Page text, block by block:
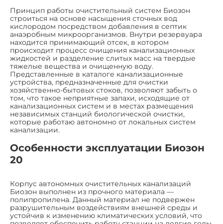
Принцип работы очистительный систем Биозон
строиться на основе насыщения сточных вод
кислородом посредством добавления в септик
анаэробным микроорганизмов. Внутри резервуара
находится принимающий отсек, в котором
происходит процесс очищения канализационных
жидкостей и разделение слитых масс на твердые
тяжелые вещества и очищенную воду.
Представленные в каталоге канализационные
устройства, предназначенные для очистки
хозяйственно-бытовых стоков, позволяют забыть о
том, что такое неприятные запахи, исходящие от
канализационных систем и в местах размещения
независимых станций биологической очистки,
которые работаю автономно от локальных систем
канализации.
Особенности эксплуатации Биозон
20
Корпус автономных очистительных канализаций
Биозон выполнен из прочного материала —
полипропилена. Данный материал не подвержен
разрушительным воздействиям внешней среды и
устойчив к изменению климатических условий, что